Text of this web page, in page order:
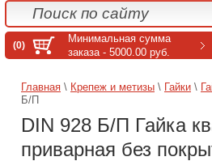
(0)
Минимальная сумма
заказа - 5000.00 руб.
Главная \ Крепеж и метизы \ Гайки \
Б/П
DIN 928 Б/П Гайка
приварная без